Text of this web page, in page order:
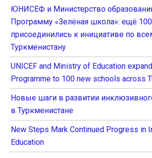
ЮНИСЕФ и Министерство
Программу «Зелёная школа»: ещё
присоединились к инициативе по
Туркменистану
UNICEF and Ministry of Education
Programme to 100 new schools across
Новые шаги в развитии
в Туркменистане
New Steps Mark Continued Progress in
Education